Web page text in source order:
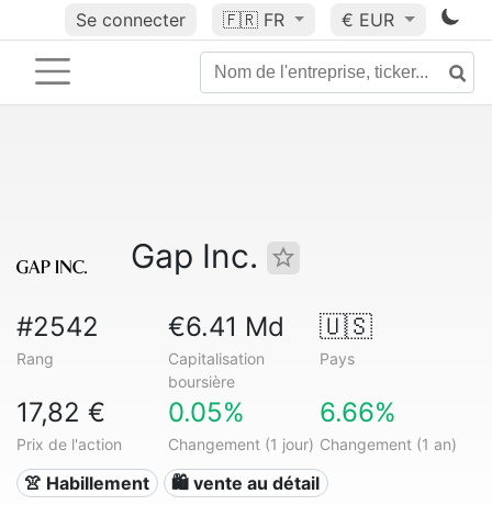
Se connecter 🇫🇷 FR € EUR
Gap Inc.
#2542
Rang
€6.41 Md
Capitalisation
boursière
🇺🇸
Pays
17,82 €
Prix de l'action
0.05%
Changement (1 jour)
6.66%
Changement (1 an)
👚 Habillement 🛍️ vente au détail